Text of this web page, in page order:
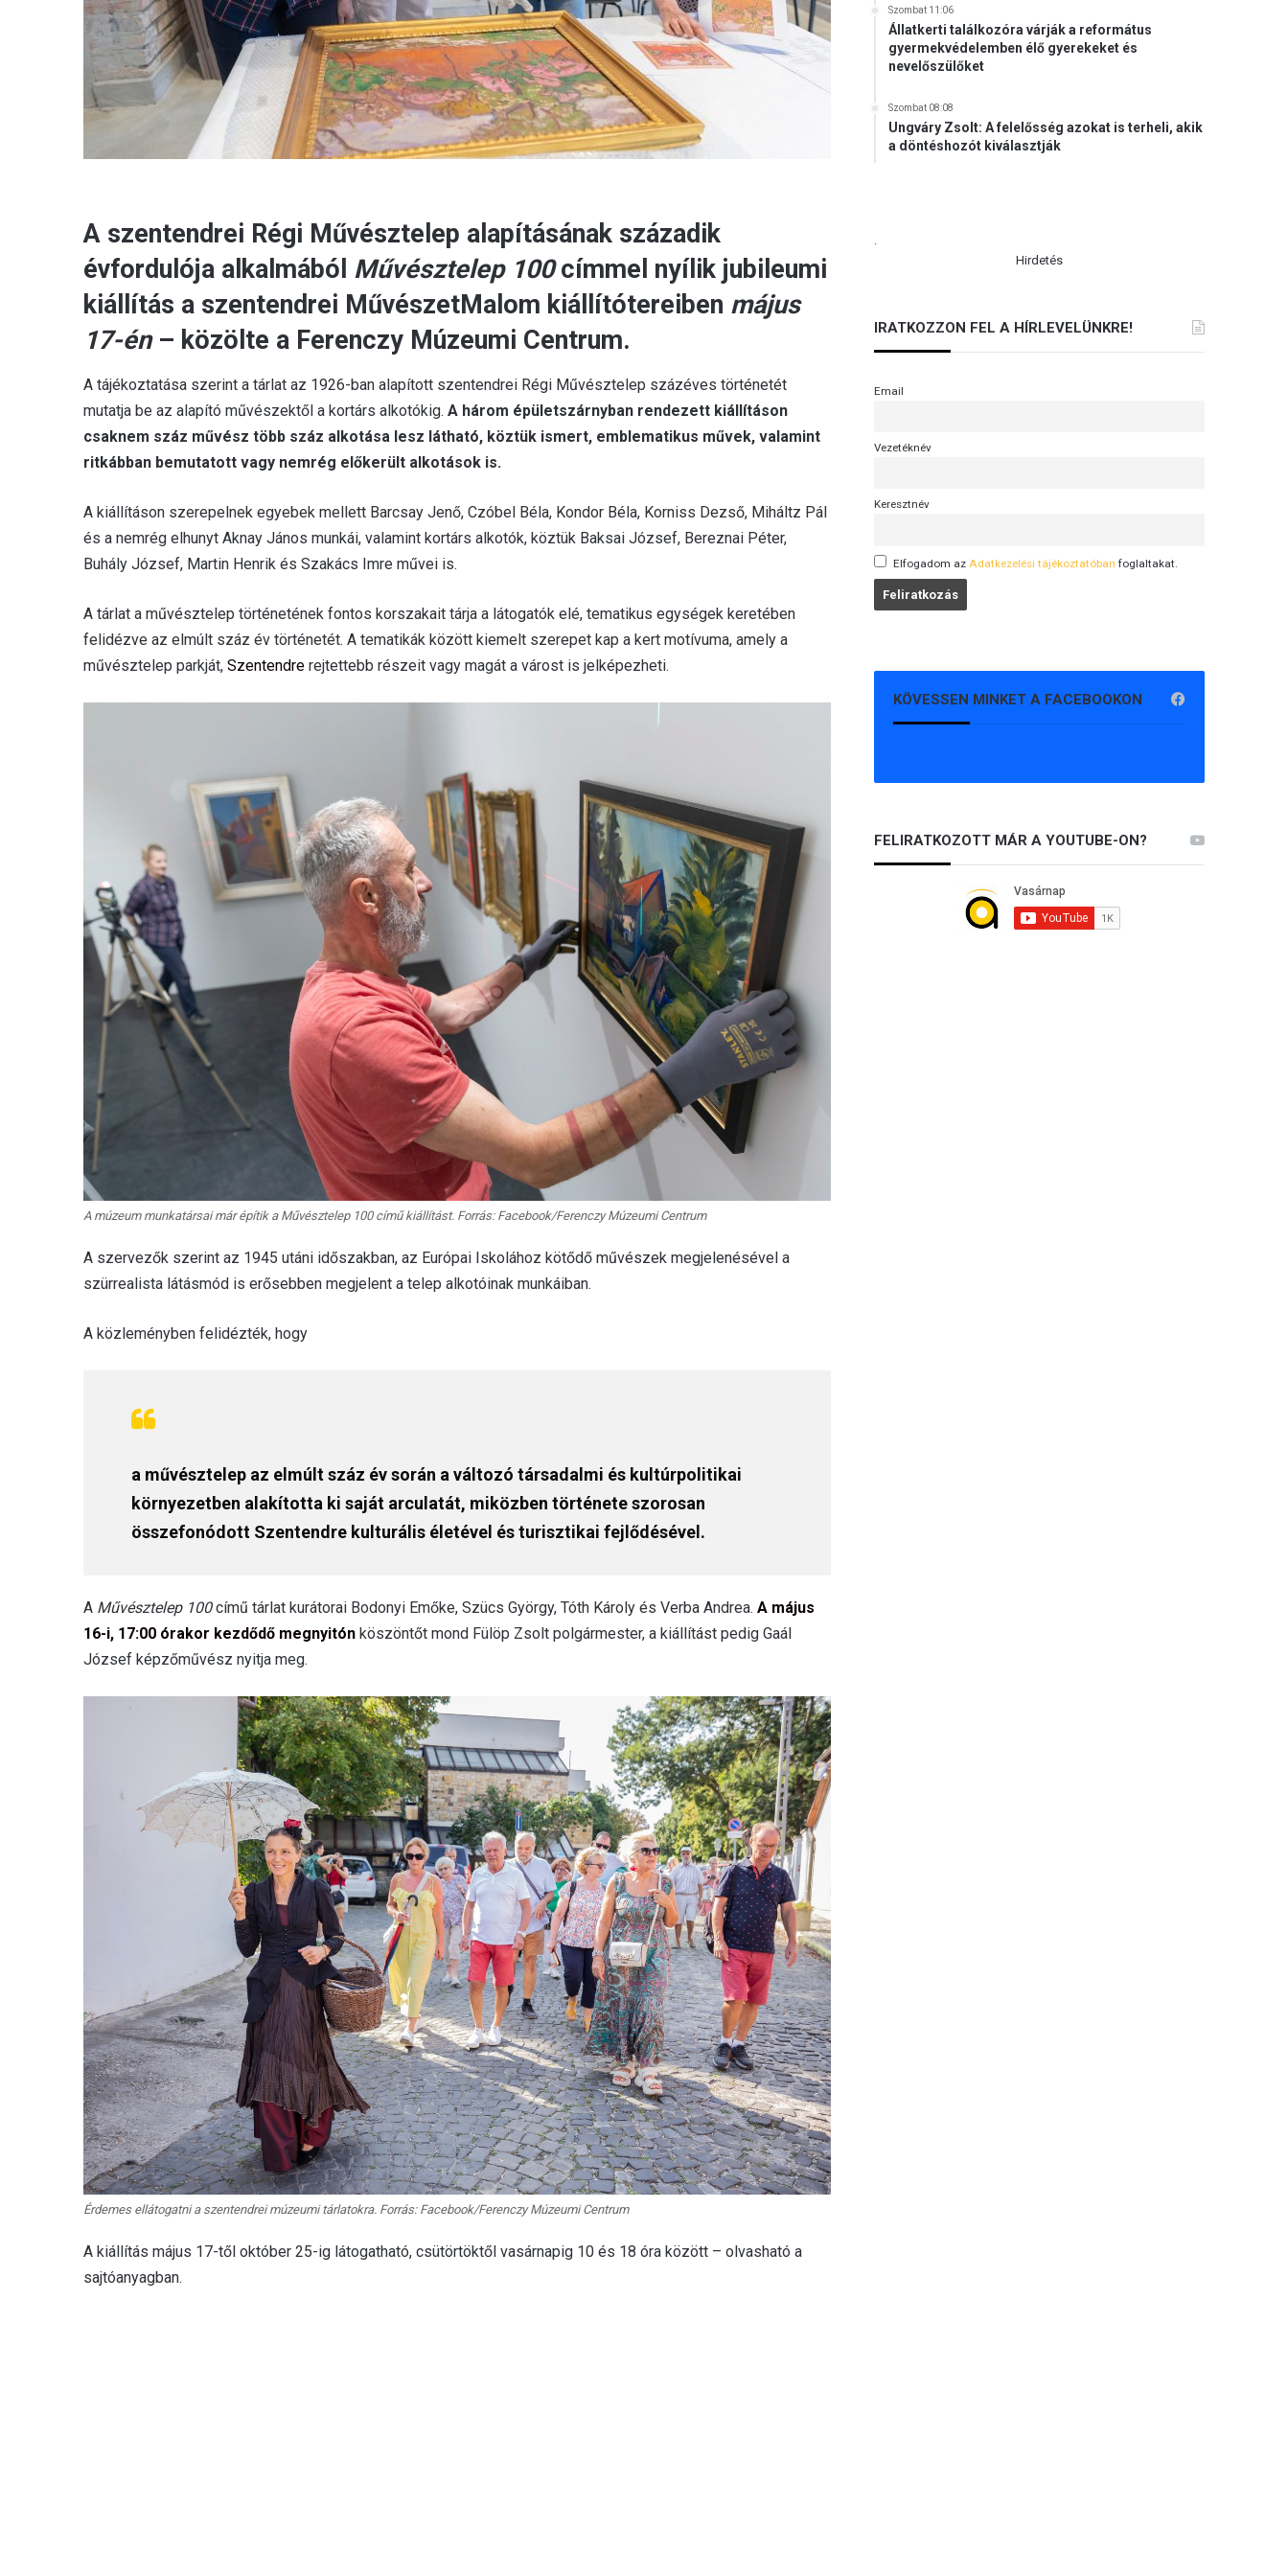
A szentendrei Régi Művésztelep alapításának századik
évfordulója alkalmából Művésztelep 100címmel nyílik jubileumi
kiállítás a szentendrei MűvészetMalom kiállítótereiben május
17-én– közölte a Ferenczy Múzeumi Centrum.
A tájékoztatása szerint a tárlat az 1926-ban alapított szentendrei Régi Művésztelep százéves történetét
mutatja be az alapító művészektől a kortárs alkotókig. A három épületszárnyban rendezett kiállításon
csaknem száz művész több száz alkotása lesz látható, köztük ismert, emblematikus művek, valamint
ritkábban bemutatott vagy nemrég előkerült alkotások is.
A kiállításon szerepelnek egyebek mellett Barcsay Jenő, Czóbel Béla, Kondor Béla, Korniss Dezső, Miháltz Pál
és a nemrég elhunyt Aknay János munkái, valamint kortárs alkotók, köztük Baksai József, Bereznai Péter,
Buhály József, Martin Henrik és Szakács Imre művei is.
A tárlat a művésztelep történetének fontos korszakait tárja a látogatók elé, tematikus egységek keretében
felidézve az elmúlt száz év történetét. A tematikák között kiemelt szerepet kap a kert motívuma, amely a
művésztelep parkját, Szentendre rejtettebb részeit vagy magát a várost is jelképezheti.
A múzeum munkatársai már építik a Művésztelep 100 című kiállítást. Forrás: Facebook/Ferenczy Múzeumi Centrum
A szervezők szerint az 1945 utáni időszakban, az Európai Iskolához kötődő művészek megjelenésével a
szürrealista látásmód is erősebben megjelent a telep alkotóinak munkáiban.
A közleményben felidézték, hogy
a művésztelep az elmúlt száz év során a változó társadalmi és kultúrpolitikai
környezetben alakította ki saját arculatát, miközben története szorosan
összefonódott Szentendre kulturális életével és turisztikai fejlődésével.
A Művésztelep 100című tárlat kurátorai Bodonyi Emőke, Szücs György, Tóth Károly és Verba Andrea. A május
16-i, 17:00 órakor kezdődő megnyitón köszöntőt mond Fülöp Zsolt polgármester, a kiállítást pedig Gaál
József képzőművész nyitja meg.
Érdemes ellátogatni a szentendrei múzeumi tárlatokra. Forrás: Facebook/Ferenczy Múzeumi Centrum
A kiállítás május 17-től október 25-ig látogatható, csütörtöktől vasárnapig 10 és 18 óra között – olvasható a
sajtóanyagban.
Szombat 11:06
Állatkerti találkozóra várják a református
gyermekvédelemben élő gyerekeket és
nevelőszülőket
Szombat 08:08
Ungváry Zsolt: A felelősség azokat is terheli, akik
a döntéshozót kiválasztják
.
Hirdetés
IRATKOZZON FEL A HÍRLEVELÜNKRE!
Email
Vezetéknév
Keresztnév
Elfogadom az Adatkezelési tájékoztatóban foglaltakat.
KÖVESSEN MINKET A FACEBOOKON
FELIRATKOZOTT MÁR A YOUTUBE-ON?